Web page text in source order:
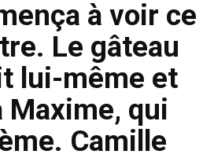
à voir ce
Le gâteau
lui-même et
qui
Camille